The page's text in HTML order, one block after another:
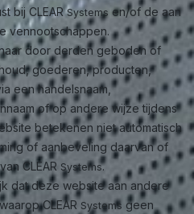
bij CLEARSystems en/of de aan
vennootschappen.
door derden geboden of
goederen, producten,
een handelsnaam,
of op andere wijze tijdens
betekenen niet automatisch
of aanbeveling daarvan of
CLEAR Systems.
dat deze website aan andere
CLEAR Systems geen